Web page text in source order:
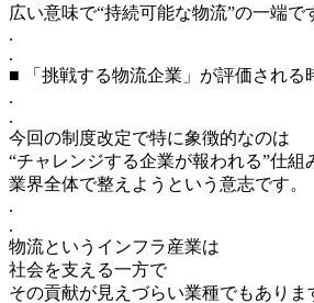
広い意味で“持続可能な物流”の一端で
.
.
■ 「挑戦する物流企業」が評価される
.
.
今回の制度改定で特に象徴的なのは
“チャレンジする企業が報われる”仕組
業界全体で整えようという意志です。
.
.
物流というインフラ産業は
社会を支える一方で
その貢献が見えづらい業種でもありま